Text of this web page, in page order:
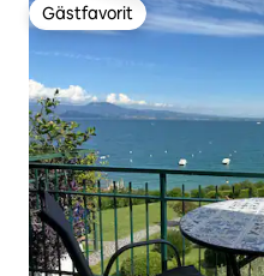
Gästfavorit
Gästfavorit